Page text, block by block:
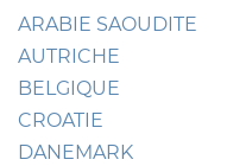
ARABIE SAOUDITE
AUTRICHE
BELGIQUE
CROATIE
DANEMARK